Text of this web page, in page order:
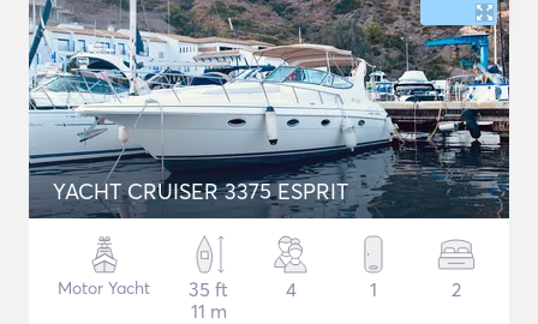
YACHT CRUISER 3375 ESPRIT
Motor Yacht
35 ft
11 m
4 1 2